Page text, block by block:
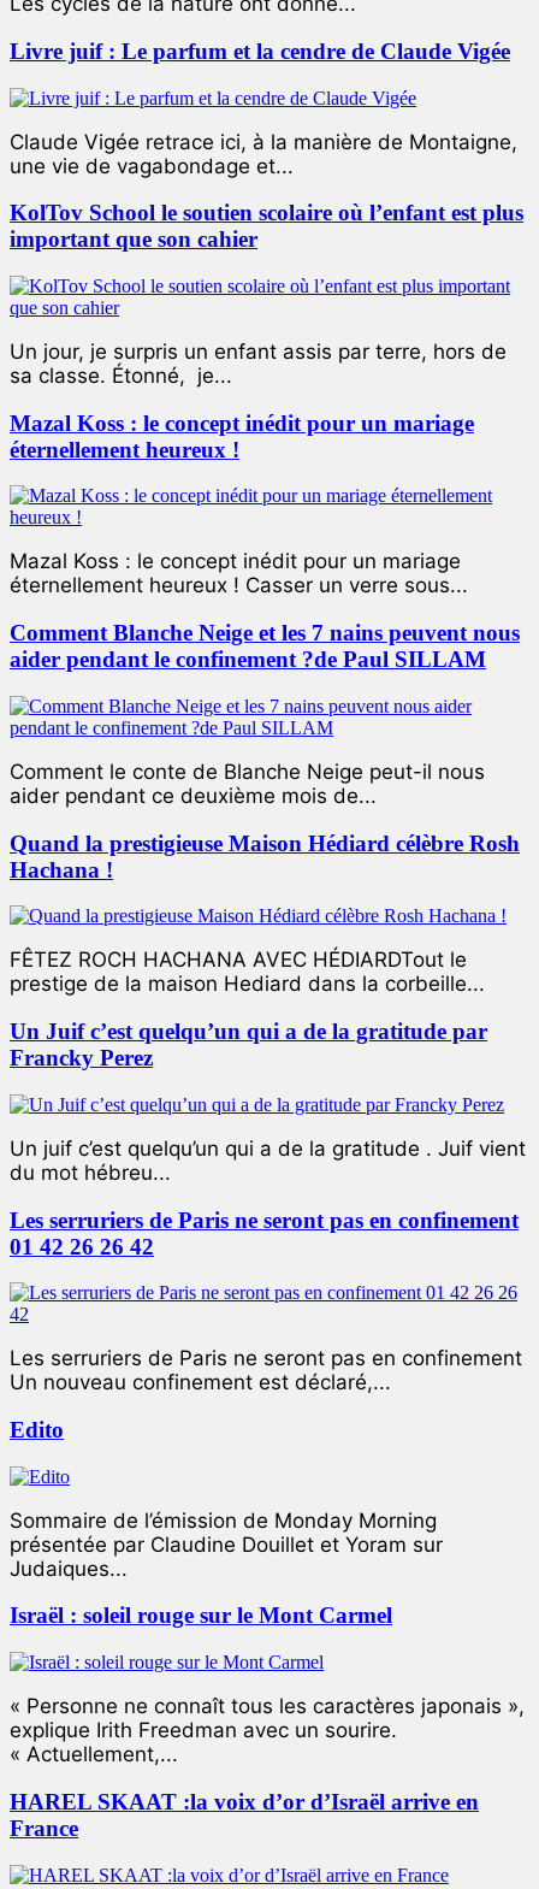
Livre juif : Le parfum et la cendre de Claude Vigée
Claude Vigée retrace ici, à la manière de Montaigne,
une vie de vagabondage et...
KolTov School le soutien scolaire où l’enfant est plus
important que son cahier
Un jour, je surpris un enfant assis par terre, hors de
sa classe. Étonné, je...
Mazal Koss : le concept inédit pour un mariage
éternellement heureux !
Mazal Koss : le concept inédit pour un mariage
éternellement heureux ! Casser un verre sous...
Comment Blanche Neige et les 7 nains peuvent nous
aider pendant le confinement ?de Paul SILLAM
Comment le conte de Blanche Neige peut-il nous
aider pendant ce deuxième mois de...
Quand la prestigieuse Maison Hédiard célèbre Rosh
Hachana !
FÊTEZ ROCH HACHANA AVEC HÉDIARDTout le
prestige de la maison Hediard dans la corbeille...
Un Juif c’est quelqu’un qui a de la gratitude par
Francky Perez
Un juif c’est quelqu’un qui a de la gratitude . Juif vient
du mot hébreu...
Les serruriers de Paris ne seront pas en confinement
01 42 26 26 42
Les serruriers de Paris ne seront pas en confinement
Un nouveau confinement est déclaré,...
Edito
Sommaire de l’émission de Monday Morning
présentée par Claudine Douillet et Yoram sur
Judaiques...
Israël : soleil rouge sur le Mont Carmel
« Personne ne connaît tous les caractères japonais »,
explique Irith Freedman avec un sourire.
« Actuellement,...
HAREL SKAAT :la voix d’or d’Israël arrive en
France